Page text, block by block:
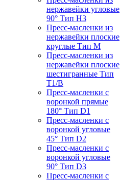
нержавейки угловые
90° Тип H3
Пресс-масленки из
нержавейки плоские
круглые Тип M
Пресс-масленки из
нержавейки плоские
шестигранные Тип
T1/B
Пресс-масленки с
воронкой прямые
180° Тип D1
Пресс-масленки с
воронкой угловые
45° Тип D2
Пресс-масленки с
воронкой угловые
90° Тип D3
Пресс-масленки с